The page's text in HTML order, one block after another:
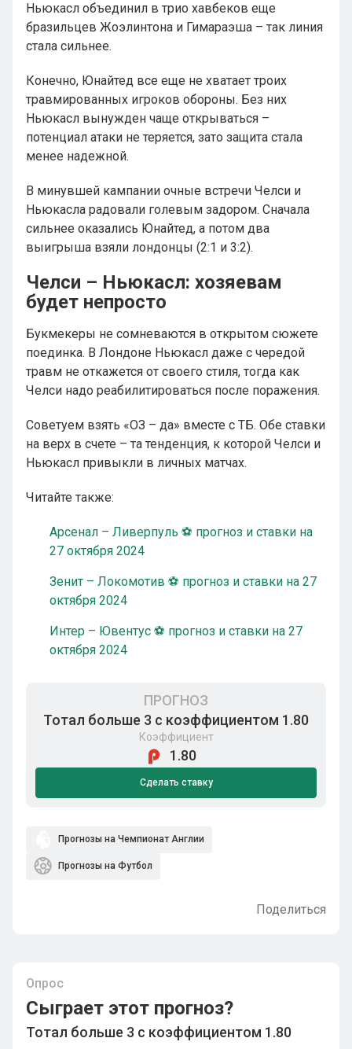
Ньюкасл объединил в трио хавбеков еще
бразильцев Жоэлинтона и Гимараэша – так линия
стала сильнее.
Конечно, Юнайтед все еще не хватает троих
травмированных игроков обороны. Без них
Ньюкасл вынужден чаще открываться –
потенциал атаки не теряется, зато защита стала
менее надежной.
В минувшей кампании очные встречи Челси и
Ньюкасла радовали голевым задором. Сначала
сильнее оказались Юнайтед, а потом два
выигрыша взяли лондонцы (2:1 и 3:2).
Челси – Ньюкасл: хозяевам
будет непросто
Букмекеры не сомневаются в открытом сюжете
поединка. В Лондоне Ньюкасл даже с чередой
травм не откажется от своего стиля, тогда как
Челси надо реабилитироваться после поражения.
Советуем взять «ОЗ – да» вместе с ТБ. Обе ставки
на верх в счете – та тенденция, к которой Челси и
Ньюкасл привыкли в личных матчах.
Читайте также:
Арсенал – Ливерпуль ⚽ прогноз и ставки на
27 октября 2024
Зенит – Локомотив ⚽ прогноз и ставки на 27
октября 2024
Интер – Ювентус ⚽ прогноз и ставки на 27
октября 2024
ПРОГНОЗ
Тотал больше 3 с коэффициентом 1.80
Коэффициент
1.80
Сделать ставку
Прогнозы на Чемпионат Англии
Прогнозы на Футбол
Поделиться
Опрос
Сыграет этот прогноз?
Тотал больше 3 с коэффициентом 1.80